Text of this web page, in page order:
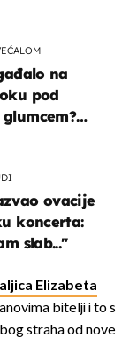
na
pod
ovacije
koncerta:
slab..."
Elizabeta
bitelji i to s
straha od nove